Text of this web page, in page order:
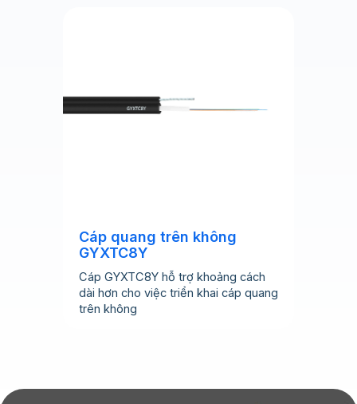
Cáp quang trên không
GYXTC8Y
Cáp GYXTC8Y hỗ trợ khoảng cách
dài hơn cho việc triển khai cáp quang
trên không